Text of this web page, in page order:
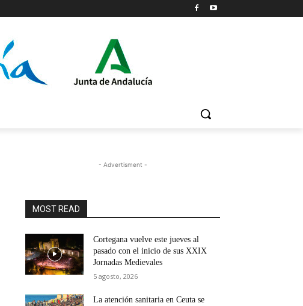
- Advertisment -
MOST READ
Cortegana vuelve este jueves al
pasado con el inicio de sus XXIX
Jornadas Medievales
5 agosto, 2026
La atención sanitaria en Ceuta se